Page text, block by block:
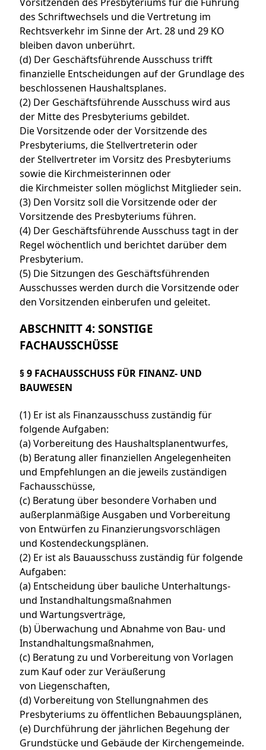
Vorsitzenden des Presbyteriums für die Führung
des Schriftwechsels und die Vertretung im
Rechtsverkehr im Sinne der Art. 28 und 29 KO
bleiben davon unberührt.
(d) Der Geschäftsführende Ausschuss trifft
finanzielle Entscheidungen auf der Grundlage des
beschlossenen Haushaltsplanes.
(2) Der Geschäftsführende Ausschuss wird aus
der Mitte des Presbyteriums gebildet.
Die Vorsitzende oder der Vorsitzende des
Presbyteriums, die Stellvertreterin oder
der Stellvertreter im Vorsitz des Presbyteriums
sowie die Kirchmeisterinnen oder
die Kirchmeister sollen möglichst Mitglieder sein.
(3) Den Vorsitz soll die Vorsitzende oder der
Vorsitzende des Presbyteriums führen.
(4) Der Geschäftsführende Ausschuss tagt in der
Regel wöchentlich und berichtet darüber dem
Presbyterium.
(5) Die Sitzungen des Geschäftsführenden
Ausschusses werden durch die Vorsitzende oder
den Vorsitzenden einberufen und geleitet.
ABSCHNITT 4: SONSTIGE
FACHAUSSCHÜSSE
§ 9 FACHAUSSCHUSS FÜR FINANZ- UND
BAUWESEN
(1) Er ist als Finanzausschuss zuständig für
folgende Aufgaben:
(a) Vorbereitung des Haushaltsplanentwurfes,
(b) Beratung aller finanziellen Angelegenheiten
und Empfehlungen an die jeweils zuständigen
Fachausschüsse,
(c) Beratung über besondere Vorhaben und
außerplanmäßige Ausgaben und Vorbereitung
von Entwürfen zu Finanzierungsvorschlägen
und Kostendeckungsplänen.
(2) Er ist als Bauausschuss zuständig für folgende
Aufgaben:
(a) Entscheidung über bauliche Unterhaltungs-
und Instandhaltungsmaßnahmen
und Wartungsverträge,
(b) Überwachung und Abnahme von Bau- und
Instandhaltungsmaßnahmen,
(c) Beratung zu und Vorbereitung von Vorlagen
zum Kauf oder zur Veräußerung
von Liegenschaften,
(d) Vorbereitung von Stellungnahmen des
Presbyteriums zu öffentlichen Bebauungsplänen,
(e) Durchführung der jährlichen Begehung der
Grundstücke und Gebäude der Kirchengemeinde.